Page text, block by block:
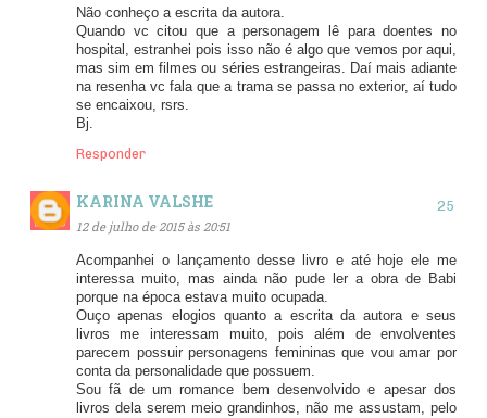
Não conheço a escrita da autora.
Quando vc citou que a personagem lê para doentes no
hospital, estranhei pois isso não é algo que vemos por aqui,
mas sim em filmes ou séries estrangeiras. Daí mais adiante
na resenha vc fala que a trama se passa no exterior, aí tudo
se encaixou, rsrs.
Bj.
Responder
KARINA VALSHE
12 de julho de 2015 às 20:51
Acompanhei o lançamento desse livro e até hoje ele me
interessa muito, mas ainda não pude ler a obra de Babi
porque na época estava muito ocupada.
Ouço apenas elogios quanto a escrita da autora e seus
livros me interessam muito, pois além de envolventes
parecem possuir personagens femininas que vou amar por
conta da personalidade que possuem.
Sou fã de um romance bem desenvolvido e apesar dos
livros dela serem meio grandinhos, não me assustam, pelo